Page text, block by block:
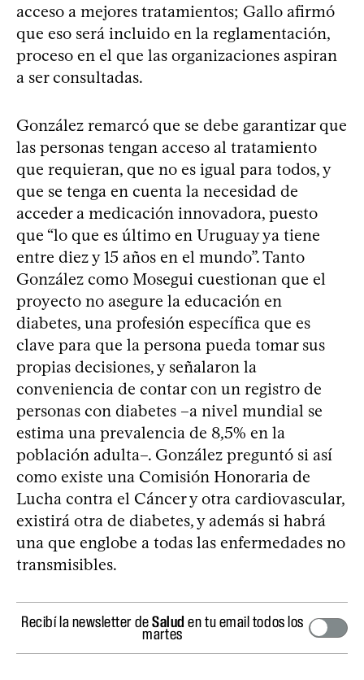
acceso a mejores tratamientos; Gallo afirmó
que eso será incluido en la reglamentación,
proceso en el que las organizaciones aspiran
a ser consultadas.
González remarcó que se debe garantizar que
las personas tengan acceso al tratamiento
que requieran, que no es igual para todos, y
que se tenga en cuenta la necesidad de
acceder a medicación innovadora, puesto
que “lo que es último en Uruguay ya tiene
entre diez y 15 años en el mundo”. Tanto
González como Mosegui cuestionan que el
proyecto no asegure la educación en
diabetes, una profesión específica que es
clave para que la persona pueda tomar sus
propias decisiones, y señalaron la
conveniencia de contar con un registro de
personas con diabetes –a nivel mundial se
estima una prevalencia de 8,5% en la
población adulta–. González preguntó si así
como existe una Comisión Honoraria de
Lucha contra el Cáncer y otra cardiovascular,
existirá otra de diabetes, y además si habrá
una que englobe a todas las enfermedades no
transmisibles.
Recibí la newsletter deSalud en tu email todos los
martes